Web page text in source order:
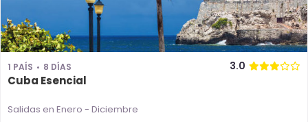
1 PAÍS 8 DÍAS 3.0
Cuba Esencial
Salidas en Enero - Diciembre